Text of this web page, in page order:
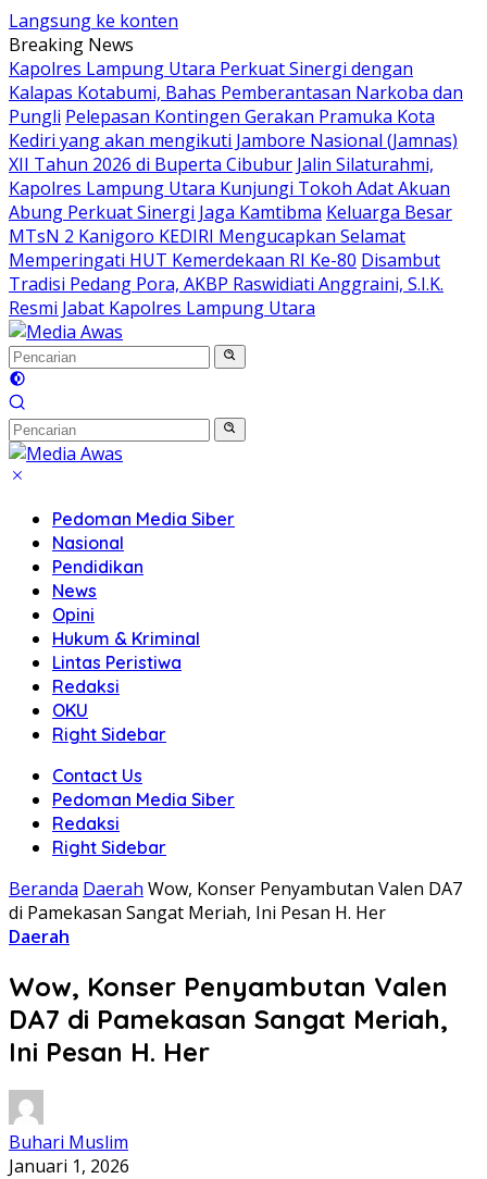
Langsung ke konten
Breaking News
Kapolres Lampung Utara Perkuat Sinergi dengan
Kalapas Kotabumi, Bahas Pemberantasan Narkoba dan
Pungli Pelepasan Kontingen Gerakan Pramuka Kota
Kediri yang akan mengikuti Jambore Nasional (Jamnas)
XII Tahun 2026 di Buperta Cibubur Jalin Silaturahmi,
Kapolres Lampung Utara Kunjungi Tokoh Adat Akuan
Abung Perkuat Sinergi Jaga Kamtibma Keluarga Besar
MTsN 2 Kanigoro KEDIRI Mengucapkan Selamat
Memperingati HUT Kemerdekaan RI Ke-80 Disambut
Tradisi Pedang Pora, AKBP Raswidiati Anggraini, S.I.K.
Resmi Jabat Kapolres Lampung Utara
Pedoman Media Siber
Nasional
Pendidikan
News
Opini
Hukum & Kriminal
Lintas Peristiwa
Redaksi
OKU
Right Sidebar
Contact Us
Pedoman Media Siber
Redaksi
Right Sidebar
Beranda Daerah Wow, Konser Penyambutan Valen DA7
di Pamekasan Sangat Meriah, Ini Pesan H. Her
Daerah
Wow, Konser Penyambutan Valen
DA7 di Pamekasan Sangat Meriah,
Ini Pesan H. Her
Buhari Muslim
Januari 1, 2026